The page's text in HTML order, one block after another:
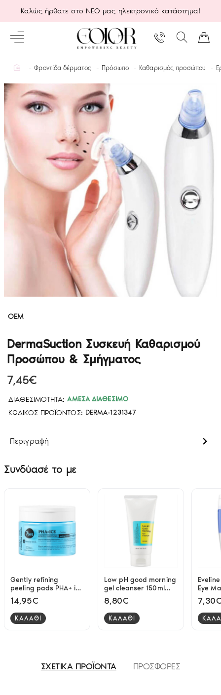
Καλώς ήρθατε στο ΝΕΟ μας ηλεκτρονικό κατάστημα!
homeΦροντίδα δέρματος Πρόσωπο Καθαρισμός προσώπου
OEM
DermaSuction Συσκευή Καθαρισμού
Προσώπου & Σμήγματος
ΔΙΑΘΕΣΙΜΌΤΗΤΑ: ΆΜΕΣΑ ΔΙΑΘΈΣΙΜΟ
ΚΩΔΙΚΌΣ ΠΡΟΪΌΝΤΟΣ: DERMA-1231347
7,45€
Περιγραφή
Συνδύασέ το με
Gently refining
peeling pads PHA+ ice
cooling 7DAYS
14,95€
ΚΑΛΑΘΙ
Low pH good morning
gel cleanser 150ml
Cosrx
8,80€
ΚΑΛΑΘΙ
Eye
150 ml
ΣΧΕΤΙΚΑ ΠΡΟΪΟΝΤΑ ΠΡΟΣΦΟΡΕΣ